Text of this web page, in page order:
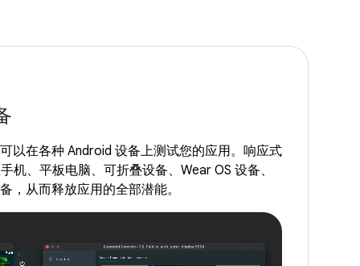
以在各种 Android 设备上测试您的应用。响应式
机、平板电脑、可折叠设备、Wear OS 设备、
，从而释放应用的全部潜能。